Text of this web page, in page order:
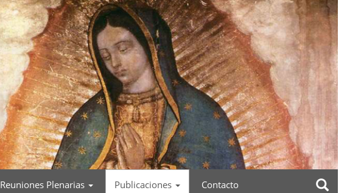
Reuniones Plenarias Publicaciones Contacto